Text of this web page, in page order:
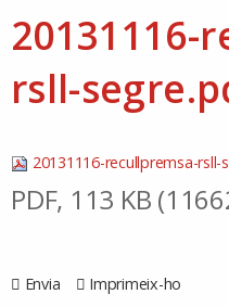
20131116-
rsll-
20131116-recullpremsa-
PDF, 113 KB
Envia Imprimeix-ho